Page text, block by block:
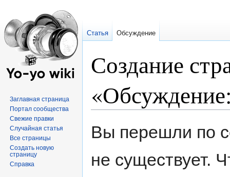
Создание
Вы перешли по
не существует.
Статья Обсуждение
Заглавная страница
Портал сообщества
Свежие правки
Случайная статья
Все страницы
Создать новую
страницу
Справка